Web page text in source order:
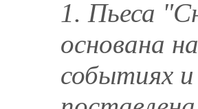
1. Пьеса
основана
событиях